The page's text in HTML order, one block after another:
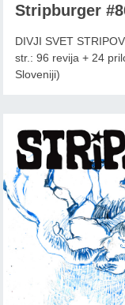
Stripburger
DIVJI SVET
str.: 96 revija + 24
Sloveniji)